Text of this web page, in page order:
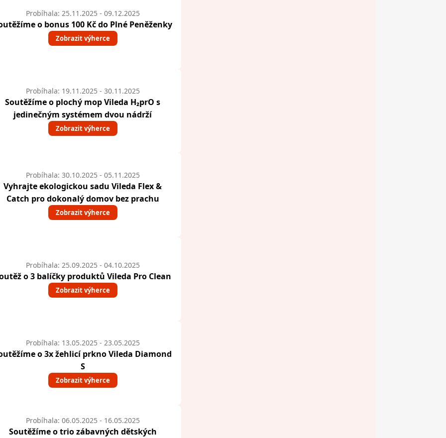
Probíhala: 25.11.2025 - 09.12.2025
o bonus 100 Kč do Plné Peněženky
Zobrazit výherce
Probíhala: 19.11.2025 - 30.11.2025
Soutěžíme o plochý mop Vileda H₂prO s
jedinečným systémem dvou nádrží
Zobrazit výherce
Probíhala: 30.10.2025 - 05.11.2025
Vyhrajte ekologickou sadu Vileda Flex &
Catch pro dokonalý domov bez prachu
Zobrazit výherce
Probíhala: 25.09.2025 - 04.10.2025
o 3 balíčky produktů Vileda Pro Clean
Zobrazit výherce
Probíhala: 13.05.2025 - 23.05.2025
o 3x žehlicí prkno Vileda Diamond
S
Zobrazit výherce
Probíhala: 06.05.2025 - 16.05.2025
Soutěžíme o trio zábavných dětských